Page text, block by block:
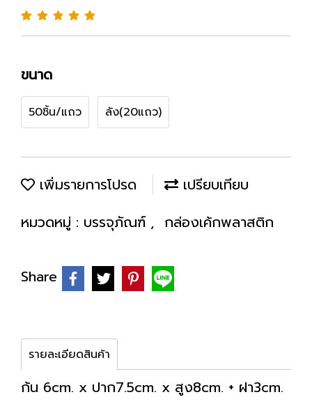
ขนาด
50ชิ้น/แถว ลัง(20แถว)
เพิ่มรายการโปรด
เปรียบเทียบ
หมวดหมู่ : บรรจุภัณฑ์ , กล่องเค้กพลาสติก
Share
รายละเอียดสินค้า
ก้น 6cm. x ปาก7.5cm. x สูง8cm. + ฝา3cm.